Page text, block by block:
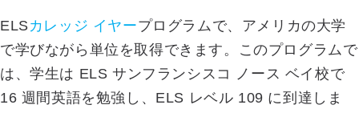
ELSカレッジ イヤープログラムで、アメリカの大学
で学びながら単位を取得できます。このプログラムで
は、学生は ELS サンフランシスコ ノース ベイ校で
16 週間英語を勉強し、ELS レベル 109 に到達しま